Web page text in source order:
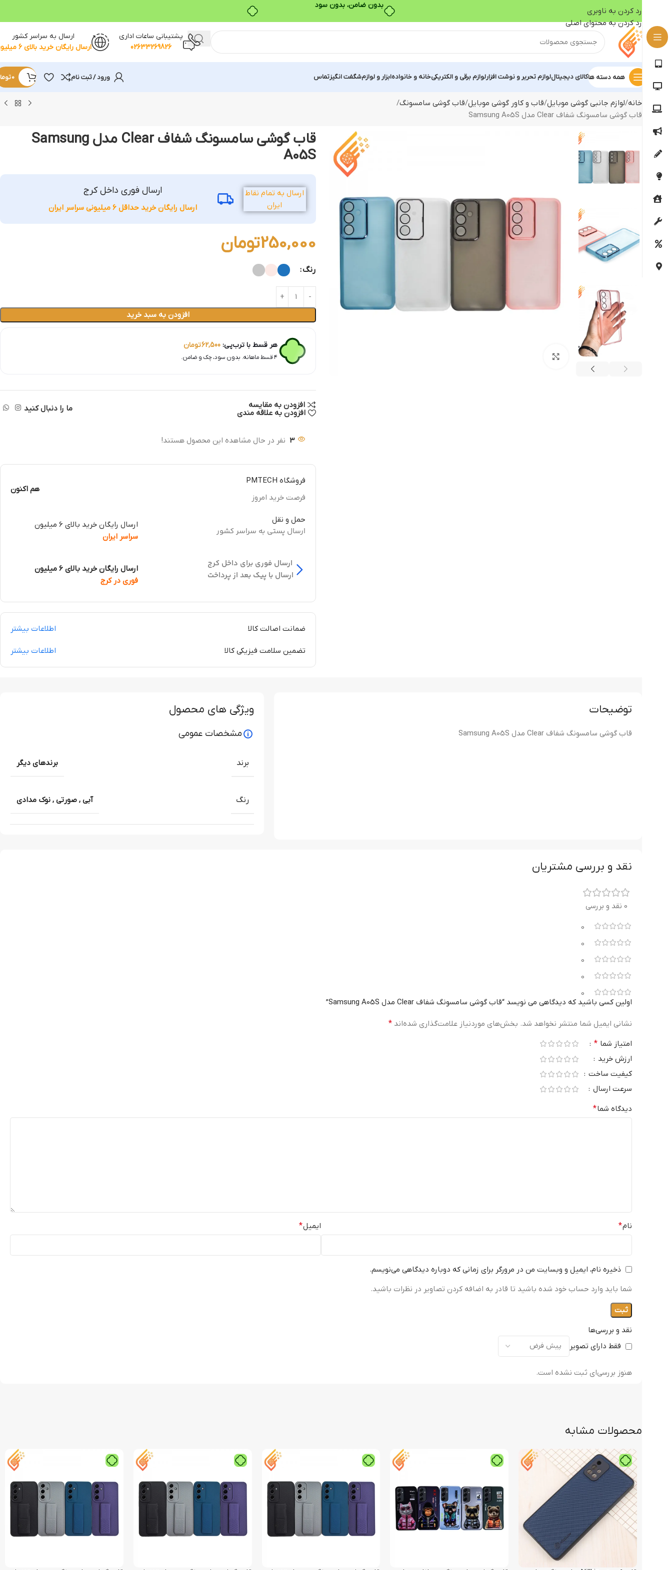
بدون ضامن، بدون سود
رد کردن به ناوبری
رد کردن به محتوای اصلی
پشتیبانی ساعات اداری
02633269826
ارسال به سراسر کشور
ارسال رایگان خرید بالای 6 میلیون
همه دسته هاکالای دیجیتاللوازم تحریر و نوشت افزارلوازم برقی و الکتریکیخانه و خانوادهابزار و لوازمشگفت انگیزتماس ورود / ثبت نام 0
خانه لوازم جانبی گوشی موبایل قاب و کاور گوشی موبایل قاب گوشی سامسونگ
قاب گوشی سامسونگ شفاف Clear مدل Samsung A05S
قاب گوشی سامسونگ شفاف Clear مدل Samsung
A05S
ارسال به تمام نقاط
ایران
ارسال فوری داخل کرج
ارسال رایگان خرید حداقل 6 میلیونی سراسر ایران
250,000تومان
رنگ
افزودن به سبد خرید
هر قسط با ترب‌پی: 62,500تومان
۴ قسط ماهانه. بدون سود، چک و ضامن.
افزودن به مقایسه
افزودن به علاقه مندی
ما را دنبال کنید
3 نفر در حال مشاهده این محصول هستند!
فروشگاه PMTECH
فرصت خرید امروز
هم اکنون
حمل و نقل
ارسال پستی به سراسر کشور
ارسال رایگان خرید بالای 6 میلیون
سراسر ایران
ارسال فوری برای داخل کرج
ارسال با پیک بعد از پرداخت
ارسال رایگان خرید بالای 6 میلیون
فوری در کرج
ضمانت اصالت کالا اطلاعات بیشتر
تضمین سلامت فیزیکی کالا اطلاعات بیشتر
توضیحات
قاب گوشی سامسونگ شفاف Clear مدل Samsung A05S
ویژگی های محصول
مشخصات عمومی
برند برندهای دیگر
رنگ آبی ,صورتی ,نوک مدادی
نقد و بررسی مشتریان
0 نقد و بررسی
0
0
0
0
0
نقد و بررسی‌ها
فقط دارای تصویر
هنوز بررسی‌ای ثبت نشده است.
اولین کسی باشید که دیدگاهی می نویسد “قاب گوشی سامسونگ شفاف Clear مدل Samsung A05S”
نشانی ایمیل شما منتشر نخواهد شد. بخش‌های موردنیاز علامت‌گذاری شده‌اند *
امتیاز شما *
ارزش خرید
کیفیت ساخت
سرعت ارسال
دیدگاه شما*
نام* ایمیل*
ذخیره نام، ایمیل و وبسایت من در مرورگر برای زمانی که دوباره دیدگاهی می‌نویسم.
شما باید وارد حساب خود شده باشید تا قادر به اضافه کردن تصاویر در نظرات باشید.
محصولات مشابه